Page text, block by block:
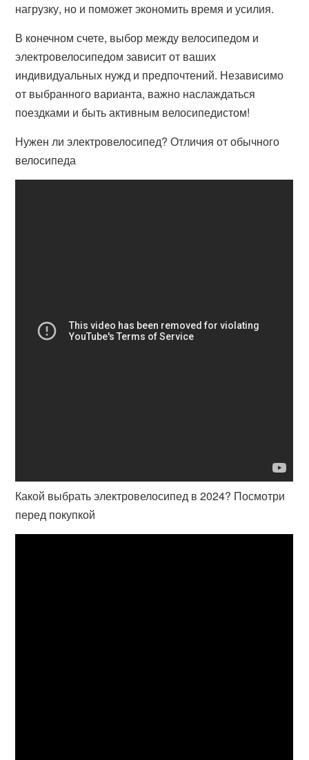
нагрузку, но и поможет экономить время и усилия.
В конечном счете, выбор между велосипедом и
электровелосипедом зависит от ваших
индивидуальных нужд и предпочтений. Независимо
от выбранного варианта, важно наслаждаться
поездками и быть активным велосипедистом!
Нужен ли электровелосипед? Отличия от обычного
велосипеда
Какой выбрать электровелосипед в 2024? Посмотри
перед покупкой